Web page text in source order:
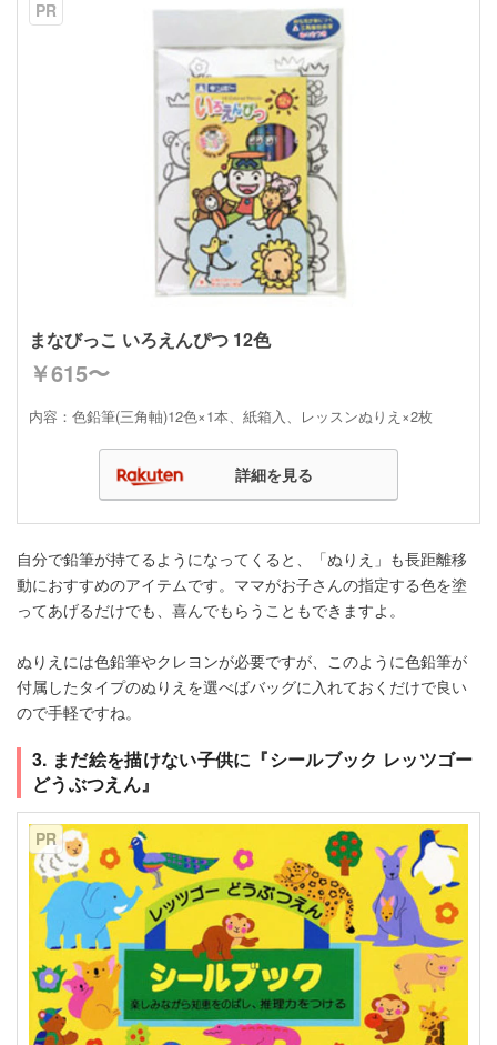
PR
まなびっこ いろえんぴつ 12色
￥615〜
内容：色鉛筆(三角軸)12色×1本、紙箱入、レッスンぬりえ×2枚
詳細を見る
自分で鉛筆が持てるようになってくると、「ぬりえ」も長距離移
動におすすめのアイテムです。ママがお子さんの指定する色を塗
ってあげるだけでも、喜んでもらうこともできますよ。
ぬりえには色鉛筆やクレヨンが必要ですが、このように色鉛筆が
付属したタイプのぬりえを選べばバッグに入れておくだけで良い
ので手軽ですね。
3. まだ絵を描けない子供に『シールブック レッツゴー
どうぶつえん』
PR